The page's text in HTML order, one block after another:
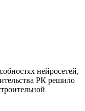
нейросетей,
РК решило